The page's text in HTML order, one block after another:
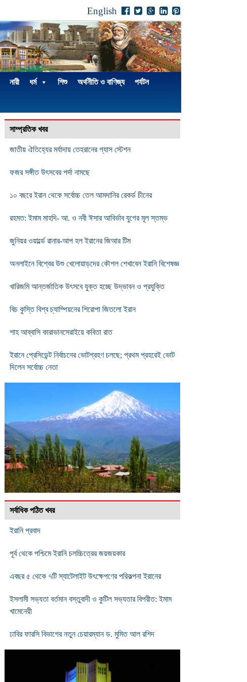
English
নারী ধর্ম শিশু অর্থনীতি ও বাণিজ্য পর্যটন
সাম্প্রতিক খবর
জাতীয় ঐতিহ্যের মর্যাদায় তেহরানের গ্যাস স্টেশন
ফজর সঙ্গীত উৎসবের পর্দা নামছে
১০ বছরে ইরান থেকে সর্বোচ্চ তেল আমদানির রেকর্ড চীনের
রহমত: ইমাম মাহদি- আ. ও নবী ঈসার আবির্ভাব যুগের মূল স্তম্ভ
জুনিয়র ওয়ার্ল্ডে রানার-আপ হল ইরানের জিআর টিম
অনলাইনে বিশ্বের উশু খেলোয়াড়দের কৌশল শেখাবেন ইরানি বিশেষজ্ঞ
খারিজমি আন্তর্জাতিক উৎসবে যুক্ত হচ্ছে উদ্ভাবন ও প্রযুক্তি
বিচ কুস্তি বিশ্ব চ্যাম্পিয়নের শিরোপা জিতলো ইরান
শাহ আব্বাসি কারাভানসেরাইয়ে কবিতা রাত
ইরানে প্রেসিডেন্ট নির্বাচনের ভোটগ্রহণ চলছে; প্রথম প্রহরেই ভোট
দিলেন সর্বোচ্চ নেতা
সর্বাধিক পঠিত খবর
ইরানি প্রবাদ
পূর্ব থেকে পশ্চিমে ইরানি চলচ্চিত্রের জয়জয়কার
এবছর ৫ থেকে ৭টি স্যাটেলাইট উৎক্ষেপণের পরিকল্পনা ইরানের
ইসলামী সভ্যতা বর্তমান বস্তুবাদী ও কুটিল সভ্যতার বিপরীত: ইমাম
খামেনেয়ী
ঢাবির ফারসি বিভাগের নতুন চেয়ারম্যান ড. মুমিত আল রশিদ